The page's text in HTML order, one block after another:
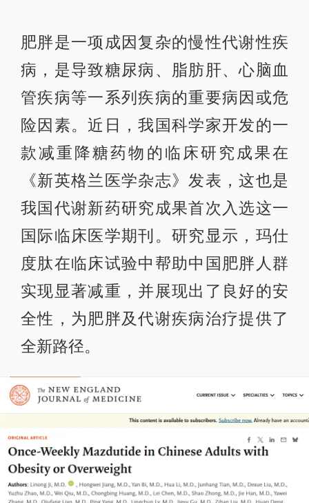
肥胖是一项成因复杂的慢性代谢性疾
病，是导致糖尿病、脂肪肝、心脑血
管疾病等一系列疾病的重要病因或危
险因素。近日，我国科学家开发的一
款减重降糖药物的临床研究成果在
《新英格兰医学杂志》发表，这也是
我国代谢新药研究成果首次入选这一
国际临床医学期刊。研究显示，玛仕
度肽在临床试验中帮助中国肥胖人群
实现显著减重，并展现出了良好的安
全性，为肥胖及代谢疾病治疗提供了
全新路径。